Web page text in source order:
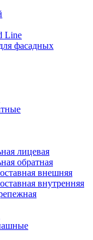
Line
фасадных
лицевая
обратная
внешняя
внутренняя